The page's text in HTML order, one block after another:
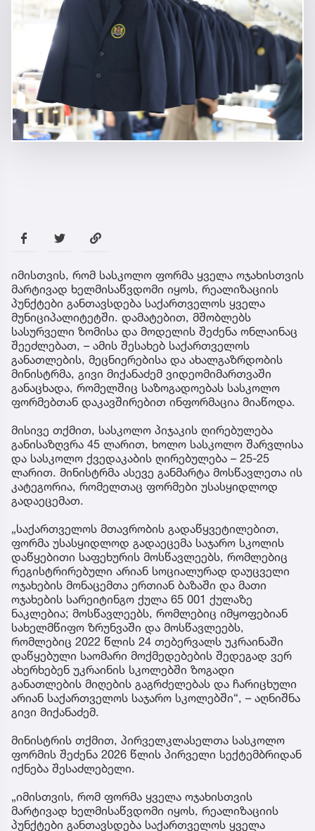
იმისთვის, რომ სასკოლო ფორმა ყველა ოჯახისთვის
მარტივად ხელმისაწვდომი იყოს, რეალიზაციის
პუნქტები განთავსდება საქართველოს ყველა
მუნიციპალიტეტში. დამატებით, მშობლებს
სასურველი ზომისა და მოდელის შეძენა ონლაინაც
შეეძლებათ, – ამის შესახებ საქართველოს
განათლების, მეცნიერებისა და ახალგაზრდობის
მინისტრმა, გივი მიქანაძემ ვიდეომიმართვაში
განაცხადა, რომელშიც საზოგადოებას სასკოლო
ფორმებთან დაკავშირებით ინფორმაცია მიაწოდა.
მისივე თქმით, სასკოლო პიჯაკის ღირებულება
განისაზღვრა 45 ლარით, ხოლო სასკოლო შარვლისა
და სასკოლო ქვედაკაბის ღირებულება – 25-25
ლარით. მინისტრმა ასევე განმარტა მოსწავლეთა ის
კატეგორია, რომელთაც ფორმები უსასყიდლოდ
გადაეცემათ.
„საქართველოს მთავრობის გადაწყვეტილებით,
ფორმა უსასყიდლოდ გადაეცემა საჯარო სკოლის
დაწყებითი საფეხურის მოსწავლეებს, რომლებიც
რეგისტრირებული არიან სოციალურად დაუცველი
ოჯახების მონაცემთა ერთიან ბაზაში და მათი
ოჯახების სარეიტინგო ქულა 65 001 ქულაზე
ნაკლებია; მოსწავლეებს, რომლებიც იმყოფებიან
სახელმწიფო ზრუნვაში და მოსწავლეებს,
რომლებიც 2022 წლის 24 თებერვალს უკრაინაში
დაწყებული საომარი მოქმედებების შედეგად ვერ
ახერხებენ უკრაინის სკოლებში ზოგადი
განათლების მიღების გაგრძელებას და ჩარიცხული
არიან საქართველოს საჯარო სკოლებში“, – აღნიშნა
გივი მიქანაძემ.
მინისტრის თქმით, პირველკლასელთა სასკოლო
ფორმის შეძენა 2026 წლის პირველი სექტემბრიდან
იქნება შესაძლებელი.
„იმისთვის, რომ ფორმა ყველა ოჯახისთვის
მარტივად ხელმისაწვდომი იყოს, რეალიზაციის
პუნქტები განთავსდება საქართველოს ყველა